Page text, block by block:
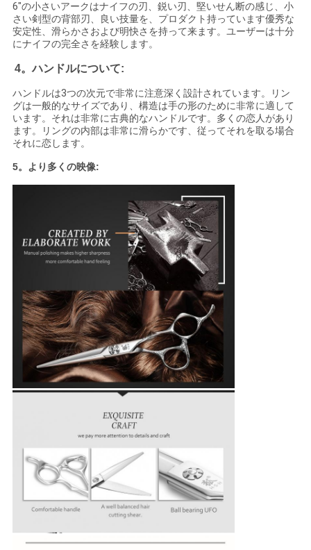
6"の小さいアークはナイフの刃、鋭い刃、堅いせん断の感じ、小
さい剣型の背部刃、良い技量を、プロダクト持っています優秀な
安定性、滑らかさおよび明快さを持って来ます。ユーザーは十分
にナイフの完全さを経験します。
4。ハンドルについて:
ハンドルは3つの次元で非常に注意深く設計されています。リン
グは一般的なサイズであり、構造は手の形のために非常に適して
います。それは非常に古典的なハンドルです。多くの恋人があり
ます。リングの内部は非常に滑らかです、従ってそれを取る場合
それに恋します。
5。より多くの映像: